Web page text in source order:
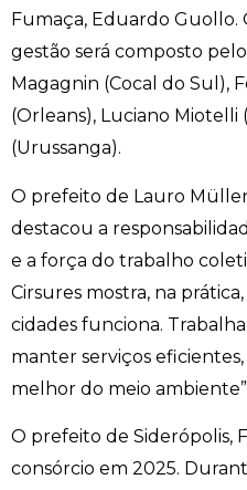
Fumaça, Eduardo Guollo.
gestão será composto
Magagnin (Cocal do Sul),
(Orleans), Luciano Miotelli
(Urussanga).
O prefeito de Lauro
destacou a
e a força do trabalho
Cirsures mostra, na
cidades funciona.
manter serviços
melhor do meio
O prefeito de Siderópolis,
consórcio em 2025.